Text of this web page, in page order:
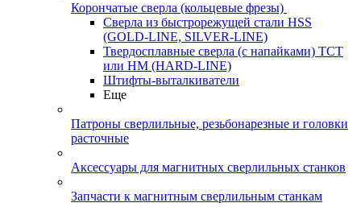
Корончатые сверла (кольцевые фрезы)
Сверла из быстрорежущей стали HSS
(GOLD-LINE, SILVER-LINE)
Твердосплавные сверла (с напайками) ТСТ
или HM (HARD-LINE)
Штифты-выталкиватели
Еще
Патроны сверлильные, резьбонарезные и головки
расточные
Аксессуары для магнитных сверлильных станков
Запчасти к магнитным сверлильным станкам